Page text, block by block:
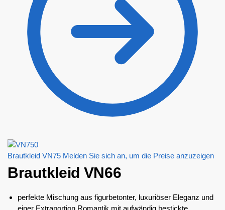
Brautkleid VN75 Melden Sie sich an, um die Preise anzuzeigen
Brautkleid VN66
perfekte Mischung aus figurbetonter, luxuriöser Eleganz und